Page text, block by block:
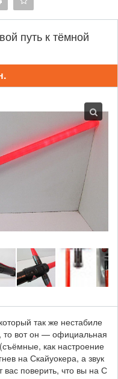
путь к тёмной
так же нестабиле
то вот он — официальная
как настроение
на Скайуокера, а звук
вас поверить, что вы на С